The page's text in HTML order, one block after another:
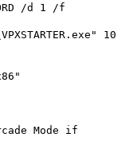
/d 1 /f
10
Mode if